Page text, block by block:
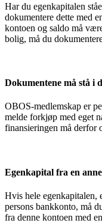
Har du egenkapitalen
dokumentere dette med
kontoen og saldo må
bolig, må du
Dokumentene må stå i
OBOS-medlemskap er
melde forkjøp med eget
finansieringen må derfor
Egenkapital fra en
Hvis hele egenkapitalen,
persons bankkonto, må
fra denne kontoen med